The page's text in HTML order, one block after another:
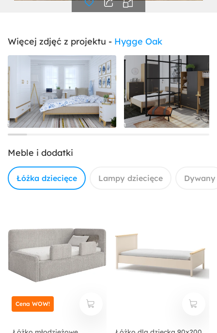
Więcej zdjęć z projektu - Hygge Oak
Meble i dodatki
Łóżka dziecięce Lampy dziecięce Dywany
Cena WOW!